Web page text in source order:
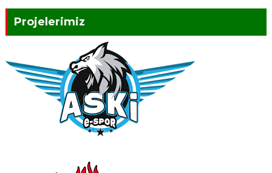
Projelerimiz